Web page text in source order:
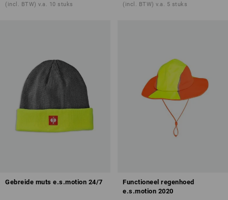
(incl. BTW) v.a. 10 stuks (incl. BTW) v.a. 5 stuks
Gebreide muts e.s.motion 24/7
Functioneel regenhoed
e.s.motion 2020